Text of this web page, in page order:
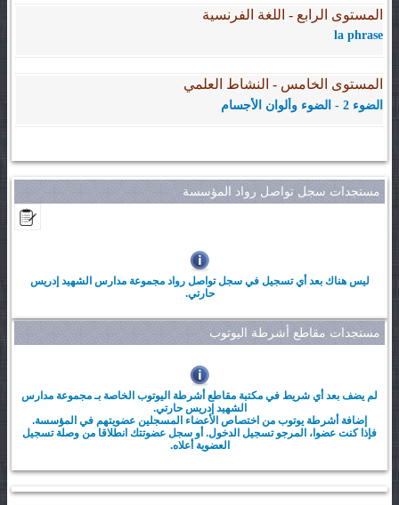
المستوى الرابع - اللغة الفرنسية
la phrase
المستوى الخامس - النشاط العلمي
الضوء 2 - الضوء وألوان الأجسام
مستجدات سجل تواصل رواد المؤسسة
ليس هناك بعد أي تسجيل في سجل تواصل رواد مجموعة مدارس الشهيد إدريس
حارتي.
مستجدات مقاطع أشرطة اليوتوب
لم يضف بعد أي شريط في مكتبة مقاطع أشرطة اليوتوب الخاصة بـ مجموعة مدارس
الشهيد إدريس حارتي.
إضافة أشرطة يوتوب من اختصاص الأعضاء المسجلين عضويتهم في المؤسسة.
فإذا كنت عضوا، المرجو تسجيل الدخول. أو سجل عضوتتك انطلاقا من وصلة تسجيل
العضوية أعلاه.